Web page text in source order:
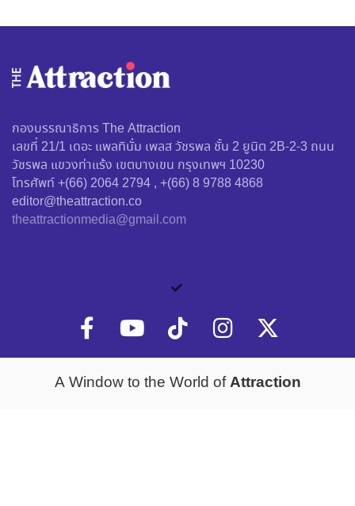
กองบรรณาธิการ The Attraction
เลขที่ 21/1 เดอะ แพลทินั่ม เพลส วัชรพล ชั้น 2 ยูนิต 2B-2-3 ถนน
วัชรพล แขวงท่าแร้ง เขตบางเขน กรุงเทพฯ 10230
โทรศัพท์ +(66) 2064 2794 , +(66) 8 9788 4868
editor@theattraction.co
theattractionmedia@gmail.com
A Window to the World ofAttraction